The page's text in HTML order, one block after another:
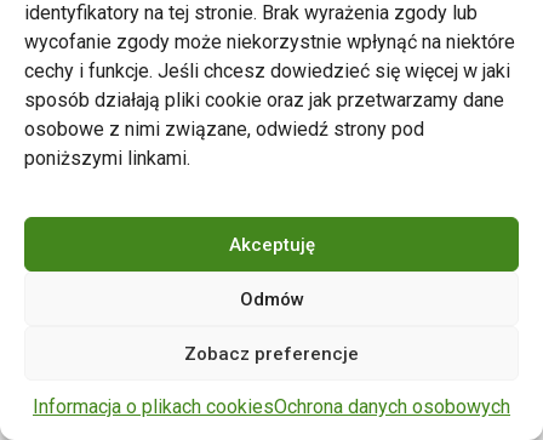
identyfikatory na tej stronie. Brak wyrażenia zgody lub
wycofanie zgody może niekorzystnie wpłynąć na niektóre
cechy i funkcje. Jeśli chcesz dowiedzieć się więcej w jaki
sposób działają pliki cookie oraz jak przetwarzamy dane
osobowe z nimi związane, odwiedź strony pod
poniższymi linkami.
Akceptuję
Odmów
Zobacz preferencje
Informacja o plikach cookiesOchrona danych osobowych
Napisz do nas
tel. 61 646 33 44
ul. Matejki 59, 60-770 Poznań
zastrzeżone.